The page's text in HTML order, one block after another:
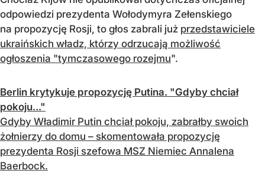
odpowiedzi prezydenta Wołodymyra Zełenskiego
na propozycję Rosji, to głos zabrali już przedstawiciele
ukraińskich władz, którzy odrzucają możliwość
ogłoszenia "tymczasowego rozejmu".
Berlin krytykuje propozycję Putina. "Gdyby chciał
pokoju..."
Gdyby Władimir Putin chciał pokoju, zabrałby swoich
żołnierzy do domu – skomentowała propozycję
prezydenta Rosji szefowa MSZ Niemiec Annalena
Baerbock.